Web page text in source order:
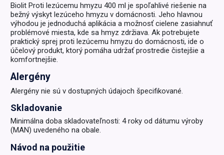
Biolit Proti lezúcemu hmyzu 400 ml je spoľahlivé riešenie na
bežný výskyt lezúceho hmyzu v domácnosti. Jeho hlavnou
výhodou je jednoduchá aplikácia a možnosť cielene zasiahnuť
problémové miesta, kde sa hmyz zdržiava. Ak potrebujete
praktický sprej proti lezúcemu hmyzu do domácnosti, ide o
účelový produkt, ktorý pomáha udržať prostredie čistejšie a
komfortnejšie.
Alergény
Alergény nie sú v dostupných údajoch špecifikované.
Skladovanie
Minimálna doba skladovateľnosti: 4 roky od dátumu výroby
(MAN) uvedeného na obale.
Návod na použitie